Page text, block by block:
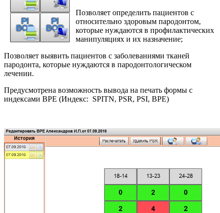
Позволяет определить пациентов с
относительно здоровым пародонтом,
которые нуждаются в профилактических
манипуляциях и их назначение;
Позволяет выявить пациентов с заболеваниями тканей
пародонта, которые нуждаются в пародонтологическом
лечении.
Предусмотрена возможность вывода на печать формы с
индексами ВРЕ (Индекс: SPITN, PSR, PSI, BPE)